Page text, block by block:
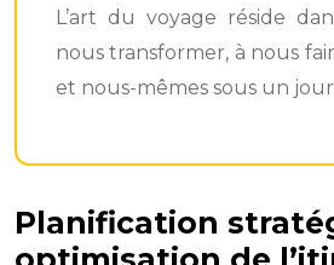
L’art du voyage réside
nous transformer, à nous
et nous-mêmes sous un
Planification